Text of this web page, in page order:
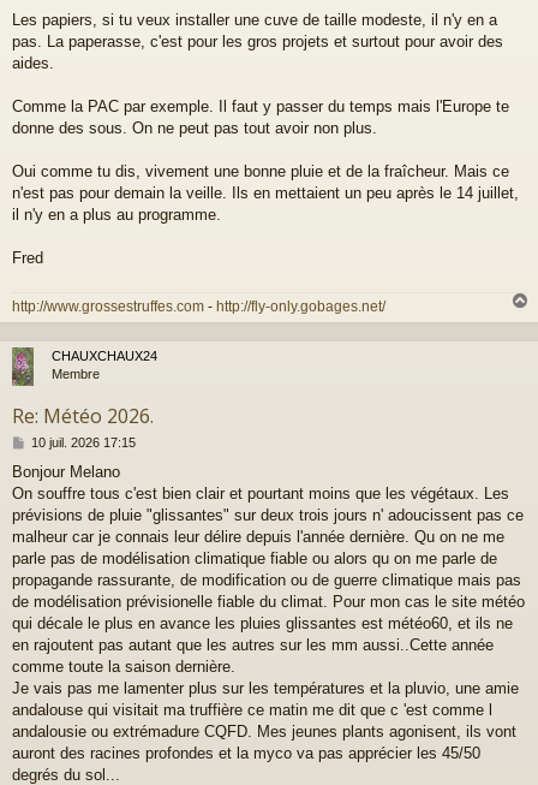
s
s
a
Les papiers, si tu veux installer une cuve de taille modeste, il n'y en a
pas. La paperasse, c'est pour les gros projets et surtout pour avoir des
aides.
Comme la PAC par exemple. Il faut y passer du temps mais l'Europe te
donne des sous. On ne peut pas tout avoir non plus.
Oui comme tu dis, vivement une bonne pluie et de la fraîcheur. Mais ce
n'est pas pour demain la veille. Ils en mettaient un peu après le 14 juillet,
il n'y en a plus au programme.
Fred
http://www.grossestruffes.com - http://fly-only.gobages.net/
a
CHAUXCHAUX24
Membre
Re: Météo 2026.
M
s
s
a
g
10 juil. 2026 17:15
Bonjour Melano
On souffre tous c'est bien clair et pourtant moins que les végétaux. Les
prévisions de pluie "glissantes" sur deux trois jours n' adoucissent pas ce
malheur car je connais leur délire depuis l'année dernière. Qu on ne me
parle pas de modélisation climatique fiable ou alors qu on me parle de
propagande rassurante, de modification ou de guerre climatique mais pas
de modélisation prévisionelle fiable du climat. Pour mon cas le site météo
qui décale le plus en avance les pluies glissantes est météo60, et ils ne
en rajoutent pas autant que les autres sur les mm aussi..Cette année
comme toute la saison dernière.
Je vais pas me lamenter plus sur les températures et la pluvio, une amie
andalouse qui visitait ma truffière ce matin me dit que c 'est comme l
andalousie ou extrémadure CQFD. Mes jeunes plants agonisent, ils vont
auront des racines profondes et la myco va pas apprécier les 45/50
degrés du sol...